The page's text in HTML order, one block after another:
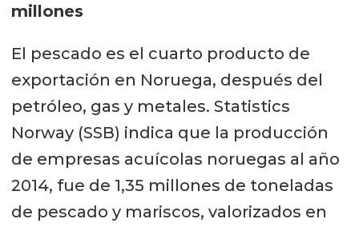
millones
El pescado es el cuarto producto de
exportación en Noruega, después del
petróleo, gas y metales. Statistics
Norway (SSB) indica que la producción
de empresas acuícolas noruegas al año
2014, fue de 1,35 millones de toneladas
de pescado y mariscos, valorizados en